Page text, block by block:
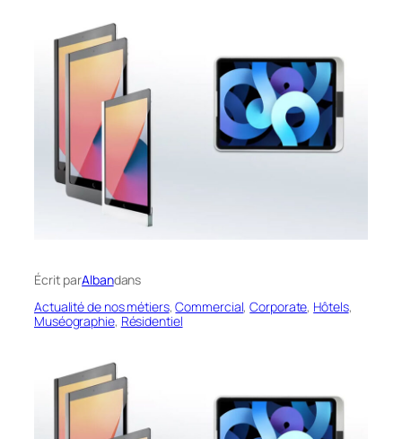
Écrit parAlbandans
Actualité de nos métiers, Commercial, Corporate, Hôtels
Muséographie, Résidentiel